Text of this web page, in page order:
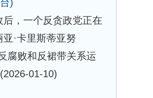
)
，一个反贪政党正在
·卡里斯蒂亚努
腐败和反裙带关系运
(2026-01-10)